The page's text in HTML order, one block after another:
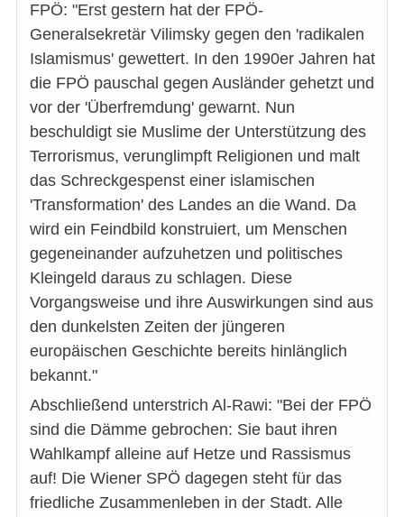
FPÖ: "Erst gestern hat der FPÖ-
Generalsekretär Vilimsky gegen den 'radikalen
Islamismus' gewettert. In den 1990er Jahren hat
die FPÖ pauschal gegen Ausländer gehetzt und
vor der 'Überfremdung' gewarnt. Nun
beschuldigt sie Muslime der Unterstützung des
Terrorismus, verunglimpft Religionen und malt
das Schreckgespenst einer islamischen
'Transformation' des Landes an die Wand. Da
wird ein Feindbild konstruiert, um Menschen
gegeneinander aufzuhetzen und politisches
Kleingeld daraus zu schlagen. Diese
Vorgangsweise und ihre Auswirkungen sind aus
den dunkelsten Zeiten der jüngeren
europäischen Geschichte bereits hinlänglich
bekannt."
Abschließend unterstrich Al-Rawi: "Bei der FPÖ
sind die Dämme gebrochen: Sie baut ihren
Wahlkampf alleine auf Hetze und Rassismus
auf! Die Wiener SPÖ dagegen steht für das
friedliche Zusammenleben in der Stadt. Alle